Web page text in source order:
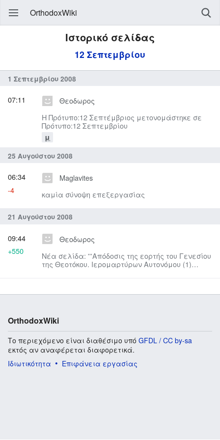
OrthodoxWiki
Ιστορικό σελίδας
12 Σεπτεμβρίου
1 Σεπτεμβρίου 2008
Θεοδωρος
Η Πρότυπο:12 Σεπτέμβριος μετονομάστηκε σε
Πρότυπο:12 Σεπτεμβρίου
μ
07:11
25 Αυγούστου 2008
Maglavites
καμία σύνοψη επεξεργασίας
06:34
-4
21 Αυγούστου 2008
Θεοδωρος
Νέα σελίδα: '''Απόδοσις της εορτής του Γενεσίου
της Θεοτόκου. Ιερομαρτύρων Αυτονόμου (1)
09:44
+550
OrthodoxWiki
Το περιεχόμενο είναι διαθέσιμο υπό GFDL / CC by-sa
εκτός αν αναφέρεται διαφορετικά.
Ιδιωτικότητα
Επιφάνεια εργασίας